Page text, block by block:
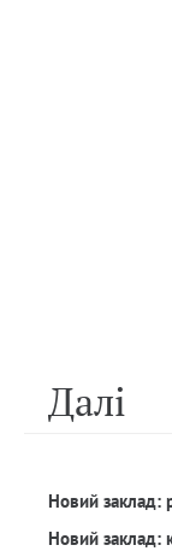
Далi
Новий заклад:
Новий заклад: